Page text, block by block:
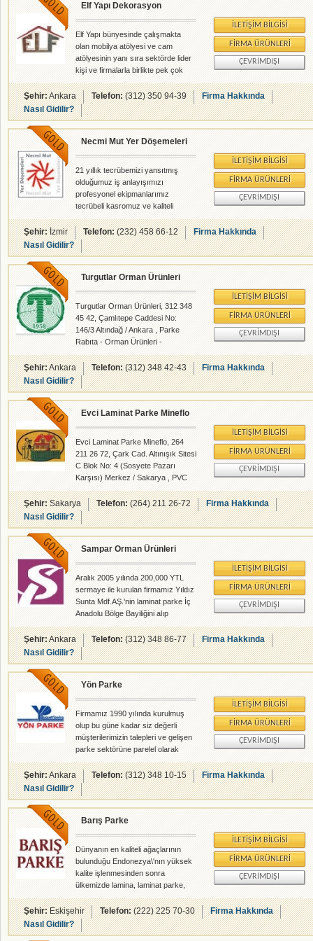
Elf Yapı Dekorasyon
Elf Yapı bünyesinde çalışmakta
olan mobilya atölyesi ve cam
atölyesinin yanı sıra sektörde lider
kişi ve firmalarla birlikte pek çok
alanda sizlere hizmet
vermektedir.Dış cephe
kaplaması,seramik
uygulamaları,boya,proje
tasarımı,kompozit çalışmalar,raf
sistemleri,asma tavan
sistemleri,mobilya üretimi,iç mimari-
uygulamaları,kapı-pencere
uygulaması,çelik konstrüksiyon
çalışmaları ve alüminyum doğrama
isteklere yanıt verebilmektededir.
Elf yapı bugüne kadar pek ç
İLETIŞIM BILGISI
FIRMA ÜRÜNLERI
ÇEVRIMDIŞI
Şehir:Ankara Telefon:(312) 350 94-39
Firma Hakkında
Nasıl Gidilir?
Necmi Mut Yer Döşemeleri
21 yıllık tecrübemizi yansıtmış
olduğumuz iş anlayışımızı
profesyonel ekipmanlarımız
tecrübeli kasromuz ve kaliteli
hizmet anlayışımızla buluşturup siz
müşterilerimize sunmaktayız.
İLETIŞIM BILGISI
FIRMA ÜRÜNLERI
ÇEVRIMDIŞI
Şehir:İzmir Telefon:(232) 458 66-12
Firma Hakkında
Nasıl Gidilir?
Turgutlar Orman Ürünleri
Turgutlar Orman Ürünleri, 312 348
45 42, Çamlıtepe Caddesi No:
146/3 Altındağ / Ankara , Parke
Rabıta - Orman Ürünleri -
rehberalem.com alanlarında faliyet
gösteren firmamızdır.
İLETIŞIM BILGISI
FIRMA ÜRÜNLERI
ÇEVRIMDIŞI
Şehir:Ankara Telefon:(312) 348 42-43
Firma Hakkında
Nasıl Gidilir?
Evci Laminat Parke Mineflo
Evci Laminat Parke Mineflo, 264
211 26 72, Çark Cad. Altınışık Sitesi
C Blok No: 4 (Sosyete Pazarı
Karşısı) Merkez / Sakarya , PVC
Alüminyum - Parke Rabıta -
rehberalem.com alanlarında faliyet
gösteren firmamızdır.
İLETIŞIM BILGISI
FIRMA ÜRÜNLERI
ÇEVRIMDIŞI
Şehir:Sakarya Telefon:(264) 211 26-72
Firma Hakkında
Nasıl Gidilir?
Sampar Orman Ürünleri
Aralık 2005 yılında 200,000 YTL
sermaye ile kurulan firmamız Yıldız
Sunta Mdf.AŞ.'nin laminat parke İç
Anadolu Bölge Bayiliğini alıp
istikrarlı ve iyi hizmetanlayılışyla
faaliyetimize devam etmekteyiz.
Satış mağazamızda MoonLoc
ürünlerinin bol çeşit ve renk
desenlerini görerek 500 m2geniş
alanda yüksek sayılarda stok
imkanından faydalanın zevklerinizi
Bölgesel olarak yer alan geniş bayi
yelpazemiz sayesinde de
sizlereüstün hizmet kalitesi
sunmakta ve her geçen gün
İLETIŞIM BILGISI
FIRMA ÜRÜNLERI
ÇEVRIMDIŞI
Şehir:Ankara Telefon:(312) 348 86-77
Firma Hakkında
Nasıl Gidilir?
Yön Parke
Firmamız 1990 yılında kurulmuş
olup bu güne kadar siz değerli
müşterilerimizin talepleri ve gelişen
parke sektörüne parelel olarak
çalışmalarına yön vermiştir. Ayrıca
2006 yilından beri vario ve emoline
markalı laminat parkelerinin iç
anadolu bölge bayiliğini yürütmekte
olup,prensibi her zaman
güven,kelite ve memnuniyet olan
firmamız,bundan sonrada bu ilkeleri
kendisine amaç edinecek ve siz
değerli müşterilerimize en iyi hizmeti
verebilmek için çalışmalarına hızla
devam edecektir.
İLETIŞIM BILGISI
FIRMA ÜRÜNLERI
ÇEVRIMDIŞI
Şehir:Ankara Telefon:(312) 348 10-15
Firma Hakkında
Nasıl Gidilir?
Barış Parke
Dünyanın en kaliteli ağaçlarının
bulunduğu Endonezya\'nın yüksek
kalite işlenmesinden sonra
ülkemizde lamina, laminat parke,
rabıta, parke ve merbaa olarak
sizlere en iyi, güleryüzlü kaliteli
hizmeti veren Canlı kardeşlerle
buluştu.
İLETIŞIM BILGISI
FIRMA ÜRÜNLERI
ÇEVRIMDIŞI
Şehir:Eskişehir Telefon:(222) 225 70-30
Firma Hakkında
Nasıl Gidilir?